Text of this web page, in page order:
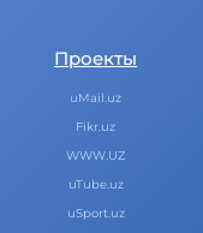
Проекты
uMail.uz
Fikr.uz
WWW.UZ
uTube.uz
uSport.uz